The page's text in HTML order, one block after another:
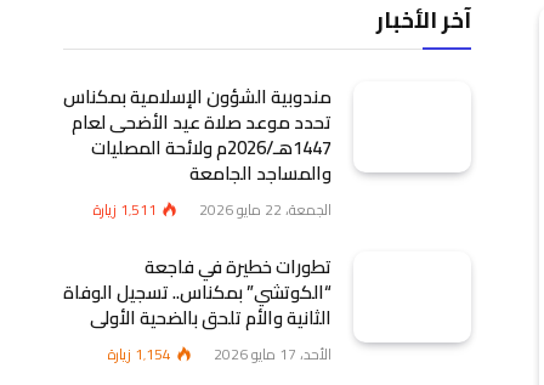
آخر الأخبار
مندوبية الشؤون الإسلامية بمكناس
تحدد موعد صلاة عيد الأضحى لعام
1447هـ/2026م ولائحة المصليات
والمساجد الجامعة
الجمعة، 22 مايو 2026 1٬511 زيارة
تطورات خطيرة في فاجعة
“الكوتشي” بمكناس.. تسجيل الوفاة
الثانية والأم تلحق بالضحية الأولى
الأحد، 17 مايو 2026 1٬154 زيارة